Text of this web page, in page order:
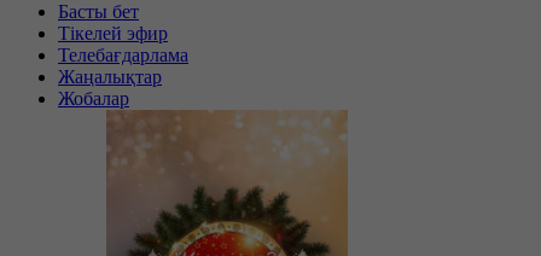
Басты бет
Тікелей эфир
Телебағдарлама
Жаңалықтар
Жобалар